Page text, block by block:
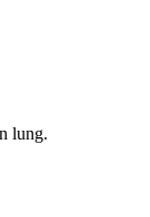
lung.